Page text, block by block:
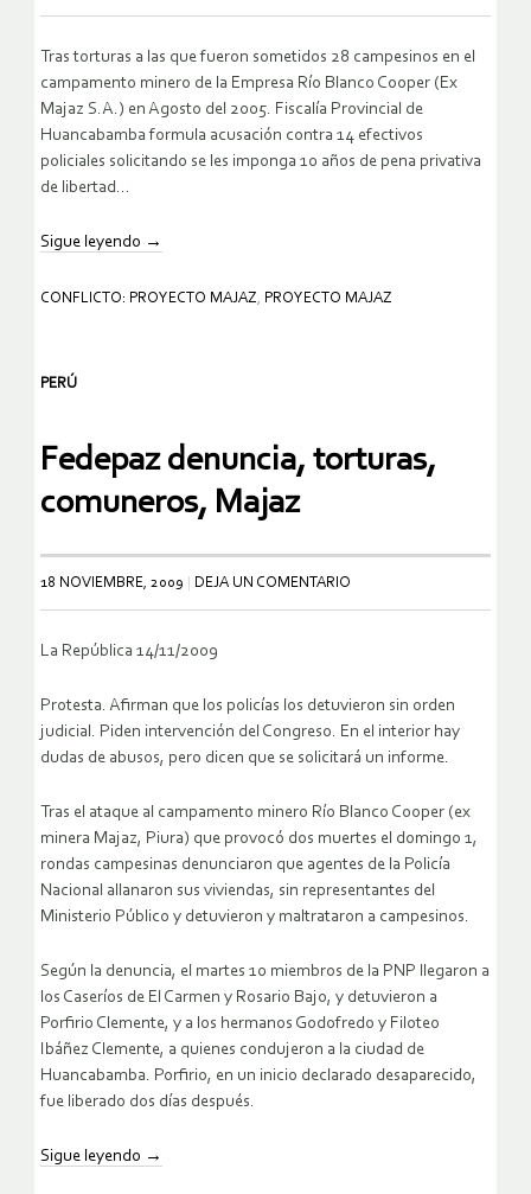
Tras torturas a las que fueron sometidos 28 campesinos en el
campamento minero de la Empresa Río Blanco Cooper (Ex
Majaz S.A.) en Agosto del 2005. Fiscalía Provincial de
Huancabamba formula acusación contra 14 efectivos
policiales solicitando se les imponga 10 años de pena privativa
de libertad…
Sigue leyendo →
CONFLICTO: PROYECTO MAJAZ, PROYECTO MAJAZ
PERÚ
Fedepaz denuncia, torturas,
comuneros, Majaz
18 NOVIEMBRE, 2009 DEJA UN COMENTARIO
La República 14/11/2009
Protesta. Afirman que los policías los detuvieron sin orden
judicial. Piden intervención del Congreso. En el interior hay
dudas de abusos, pero dicen que se solicitará un informe.
Tras el ataque al campamento minero Río Blanco Cooper (ex
minera Majaz, Piura) que provocó dos muertes el domingo 1,
rondas campesinas denunciaron que agentes de la Policía
Nacional allanaron sus viviendas, sin representantes del
Ministerio Público y detuvieron y maltrataron a campesinos.
Según la denuncia, el martes 10 miembros de la PNP llegaron a
los Caseríos de El Carmen y Rosario Bajo, y detuvieron a
Porfirio Clemente, y a los hermanos Godofredo y Filoteo
Ibáñez Clemente, a quienes condujeron a la ciudad de
Huancabamba. Porfirio, en un inicio declarado desaparecido,
fue liberado dos días después.
Sigue leyendo →